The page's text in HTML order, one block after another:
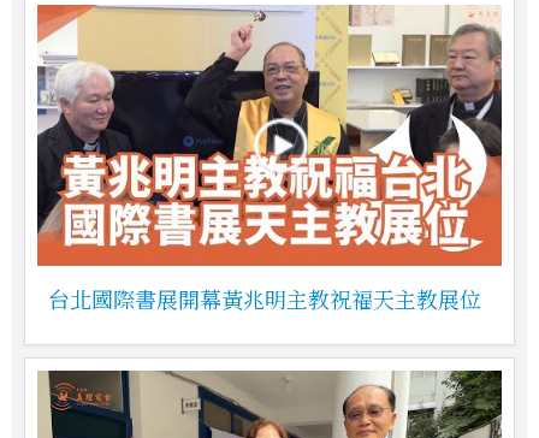
台北國際書展開幕黃兆明主教祝福天主教展位